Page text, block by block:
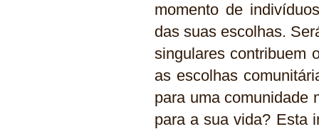
momento de
das suas escolhas.
singulares contribuem
as escolhas
para uma comunidade
para a sua vida? Esta